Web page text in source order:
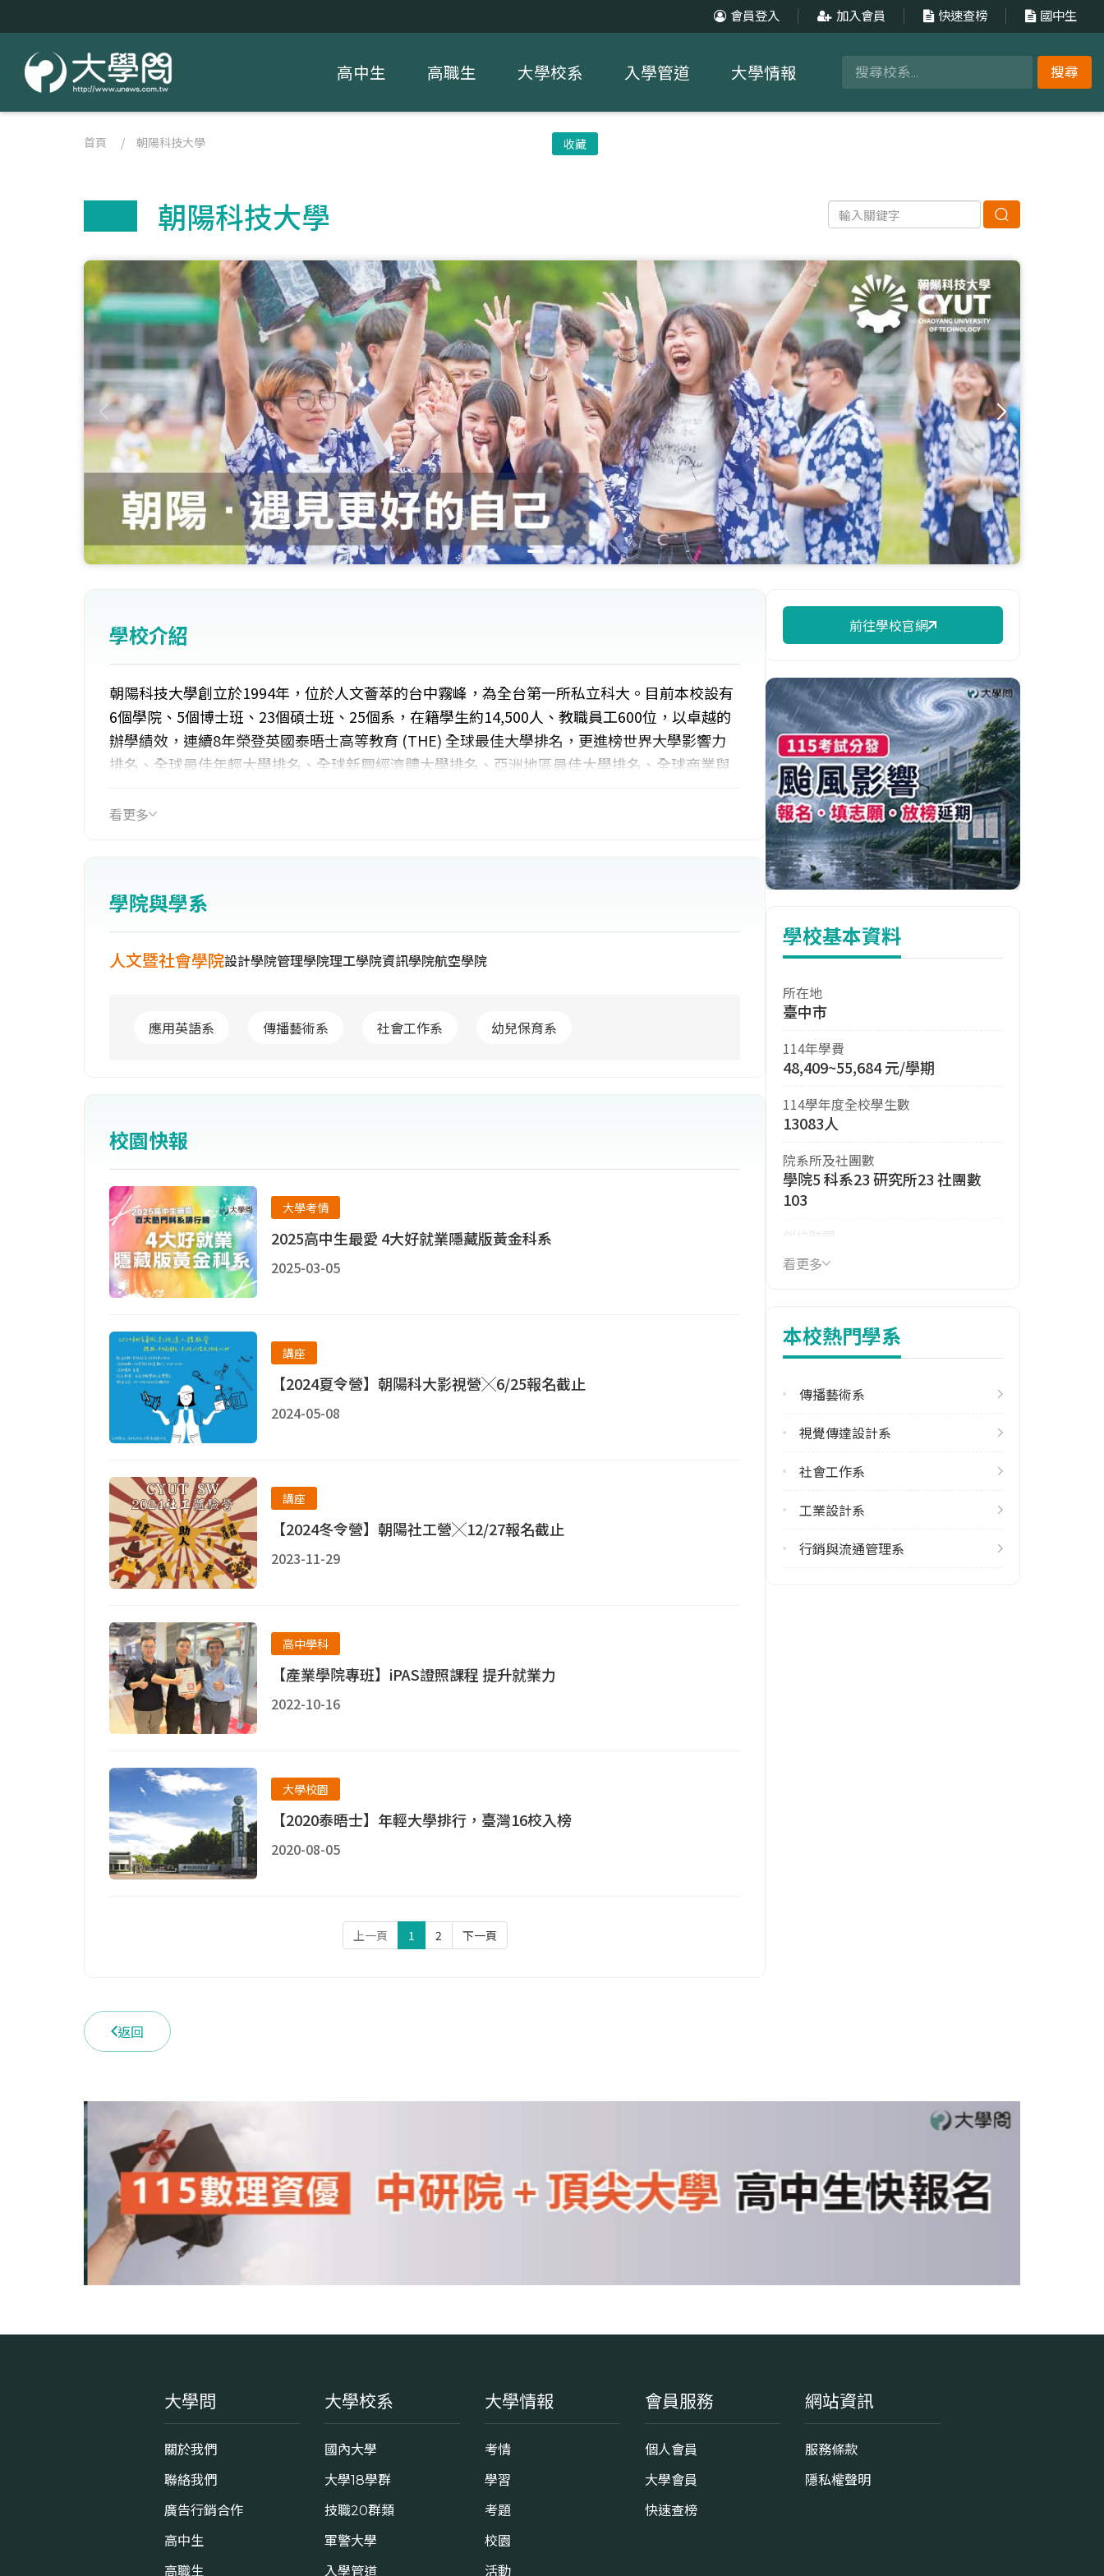
會員登入 加入會員 快速查榜 國中生
搜尋
高中生 高職生 大學校系 入學管道 大學情報
首頁 / 朝陽科技大學 收藏
朝陽科技大學
學校介紹
朝陽科技大學創立於1994年，位於人文薈萃的台中霧峰，為全台第一所私立科大。目前本校設有
6個學院、5個博士班、23個碩士班、25個系，在籍學生約14,500人、教職員工600位，以卓越的
辦學績效，連續8年榮登英國泰晤士高等教育 (THE) 全球最佳大學排名，更進榜世界大學影響力
排名、全球最佳年輕大學排名、全球新興經濟體大學排名、亞洲地區最佳大學排名、全球商業與
新聞與世界報導2024-2025年全球最佳大學排名，且連續7年名列世界綠能大學全球百大等多項權
學」，名列私立科大第一，畢業生不但榮登遠見雜誌企業最愛科大生排名私立科大第一，學位論
文被引用數更連續12年蟬聯私立科大第一，充份展現學術研究之軟實力、競爭力及學研力。近年
來，本校致力建構友善生態環境有成，榮登天下雜誌USR大學公民獎-私立技專校院總排名第一，
此外，本校不但積極透過重點特色計畫強化校級研究中心，帶動研發與產學績效，更斥資新台幣7
億元成立航空學院，包括航空機械系、飛行與民航人員技術系及航空運務系，成為全台唯一與航
空公司合作提供專業飛行培訓課程之大學，前景看好。（朝陽科技大學提供）
看更多
學院與學系
人文暨社會學院設計學院管理學院理工學院資訊學院航空學院
應用英語系 傳播藝術系 社會工作系 幼兒保育系
校園快報
大學考情
2025高中生最愛 4大好就業隱藏版黃金科系
2025-03-05
講座
【2024夏令營】朝陽科大影視營╳6/25報名截止
2024-05-08
講座
【2024冬令營】朝陽社工營╳12/27報名截止
2023-11-29
高中學科
【產業學院專班】iPAS證照課程 提升就業力
2022-10-16
大學校園
【2020泰晤士】年輕大學排行，臺灣16校入榜
2020-08-05
上一頁 1 2 下一頁
前往學校官網
學校基本資料
所在地
臺中市
114年學費
48,409~55,684 元/學期
114學年度全校學生數
13083人
院系所及社團數
學院5 科系23 研究所23 社團數
103
創校時間
1994年
114年註冊率
113學年度雙聯學位合作校數
其他亞洲地區3 北美洲1 東協7 歐
洲4
學校電話
(04)23323000
臺中市霧峰區吉峰東路168號
看更多
本校熱門學系
傳播藝術系
視覺傳達設計系
社會工作系
工業設計系
行銷與流通管理系
返回
大學問
關於我們
聯絡我們
廣告行銷合作
高中生
高職生
大學校系
國內大學
大學18學群
技職20群類
軍警大學
入學管道
大學情報
考情
學習
考題
校園
活動
會員服務
個人會員
大學會員
快速查榜
網站資訊
服務條款
隱私權聲明